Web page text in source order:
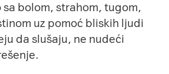
sa bolom, strahom, tugom,
uz pomoć bliskih ljudi
da slušaju, ne nudeći